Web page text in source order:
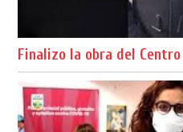
Finalizo la obra del